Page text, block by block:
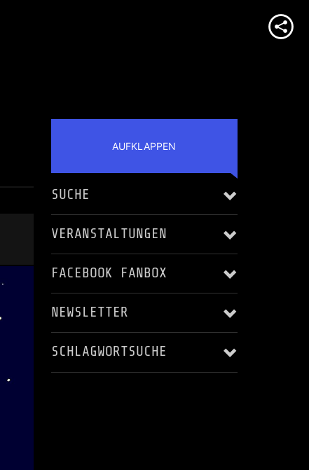
AUFKLAPPEN
SUCHE
VERANSTALTUNGEN
Alle anzeigen
FACEBOOK FANBOX
NEWSLETTER
SCHLAGWORTSUCHE